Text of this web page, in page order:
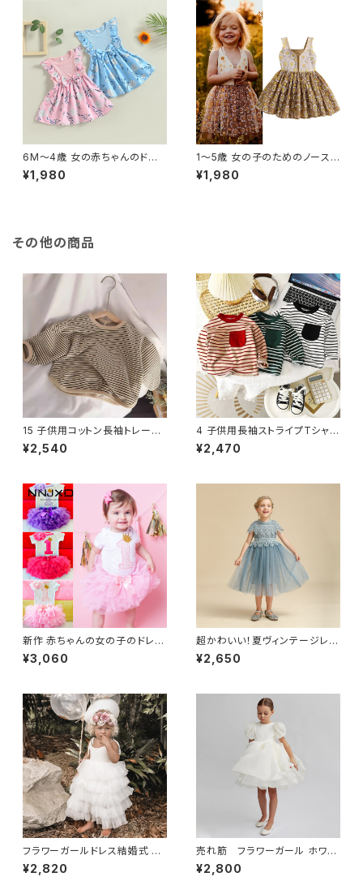
6M〜4歳 女の赤ちゃんのドレ
ス クルーネック 花柄 蝶ネクタ
イ 夏服 かわいい おしゃれ
¥1,980
1〜5歳 女の子のためのノースリ
ーブサマードレス 花柄のプリー
ツとパッチワークの衣装 子供の
¥1,980
その他の商品
15 子供用コットン長袖トレーナ
ー 1～8歳
¥2,540
4 子供用長袖ストライプTシャツ
カジュアルルーズタイプ
¥2,470
新作 赤ちゃんの女の子のドレス
1歳の誕生日の服生まれのバプ
テスマのチュチュの衣装女の子
fficial_Store82748451364
¥3,060
超かわいい！夏ヴィンテージレー
ス チュールドレス 花 子供ドレス
結婚式 誕生日 パーティーガー
¥2,650
フラワーガールドレス結婚式 3-
8 歳レーススリング夏レイヤー
ドドレス子供の誕生日パーティ
¥2,820
売れ筋 フラワーガール ホワイ
トドレス ウェディング バックレス
キッズ 誕生日パーティー ガラド
¥2,800